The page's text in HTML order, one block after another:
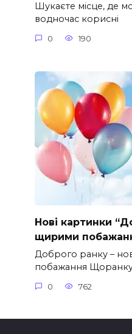
Шукаєте місце, де
водночас корисні
0 190
Нові картинки
щирими
Доброго ранку –
побажання
0 762